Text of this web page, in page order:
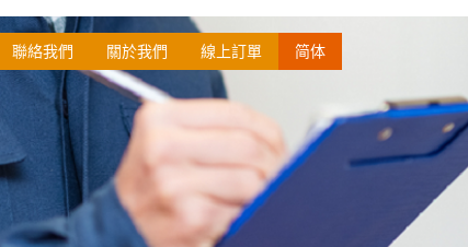
聯絡我們 關於我們 線上訂單 简体